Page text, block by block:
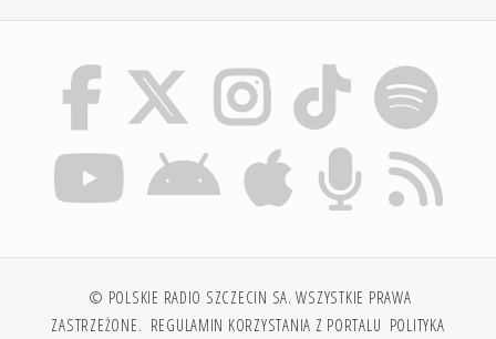
© POLSKIE RADIO SZCZECIN SA. WSZYSTKIE PRAWA
ZASTRZEŻONE. REGULAMIN KORZYSTANIA Z PORTALU POLITYKA